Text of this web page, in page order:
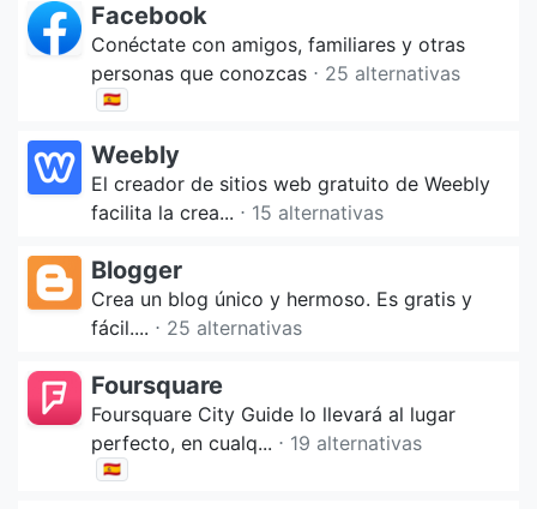
Facebook
Conéctate con amigos, familiares y otras
personas que conozcas ⋅ 25 alternativas
🇪🇸
Weebly
El creador de sitios web gratuito de Weebly
facilita la crea... ⋅ 15 alternativas
Blogger
Crea un blog único y hermoso. Es gratis y
fácil.... ⋅ 25 alternativas
Foursquare
Foursquare City Guide lo llevará al lugar
perfecto, en cualq... ⋅ 19 alternativas
🇪🇸